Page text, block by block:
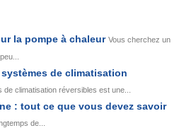
la pompe à chaleur Vous cherchez un
de climatisation
climatisation réversibles est une...
: tout ce que vous devez savoir
de...